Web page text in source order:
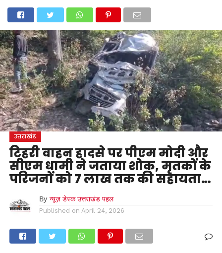
उत्तराखंडअल्मोड़ा उत्तरकाशी उधम सिंह नगरचंपावतचमोलीटिहरी गढ़वाल
देहरादूननैनीताल पिथौरागढ़पौड़ी गढ़वालबागेश्वररुद्रप्रयागहरिद्वारदेशदुनिया
मनोरंजन
उत्तराखंड
टिहरी वाहन हादसे पर पीएम मोदी और
सीएम धामी ने जताया शोक, मृतकों के
परिजनों को 7 लाख तक की सहायता…
By न्यूज़ डेस्क उत्तराखंड पहल
Published on April 24, 2026